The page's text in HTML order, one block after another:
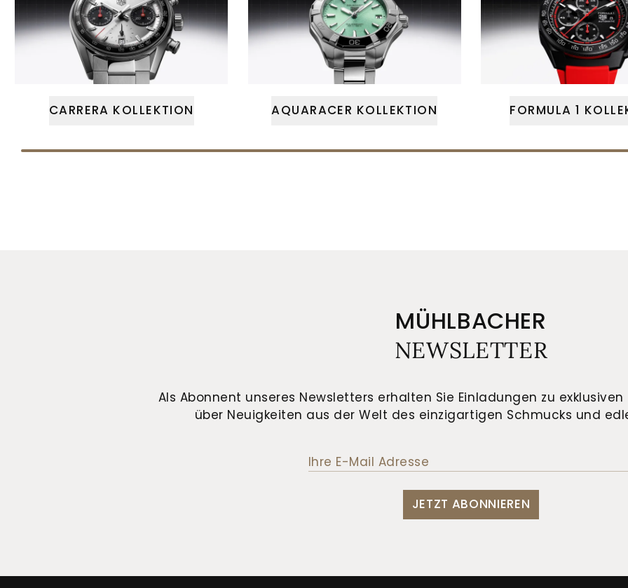
CARRERA KOLLEKTION AQUARACER KOLLEKTION FORMULA 1
MÜHLBACHER
NEWSLETTER
Als Abonnent unseres Newsletters erhalten Sie Einladungen zu
über Neuigkeiten aus der Welt des einzigartigen Schmucks und
JETZT ABONNIEREN